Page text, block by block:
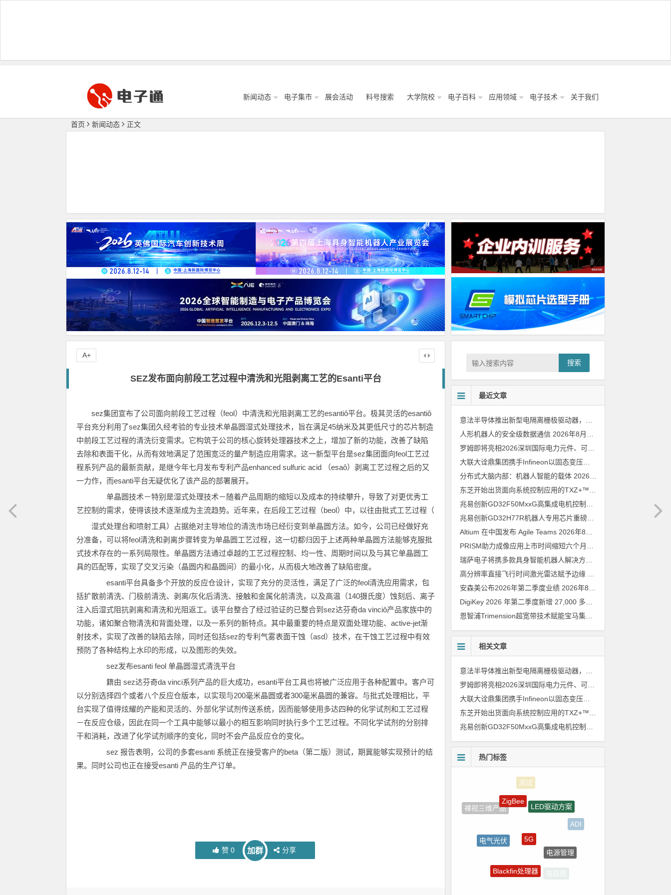
新闻动态 电子集市 展会活动 料号搜索 大学院校 电子百科 应用领域 电子技术 关于我们
首页 新闻动态 正文
SEZ发布面向前段工艺过程中清洗和光阻剥离工艺的Esanti平台
sez集团宣布了公司面向前段工艺过程（feol）中清洗和光阻剥离工艺的esantiô平台。极其灵活的esantiô
平台充分利用了sez集团久经考验的专业技术单晶圆湿式处理技术，旨在满足45纳米及其更低尺寸的芯片制造
中前段工艺过程的清洗衍变需求。它构筑于公司的核心旋转处理器技术之上，增加了新的功能，改善了缺陷
去除和表面干化，从而有效地满足了范围宽泛的量产制造应用需求。这一新型平台是sez集团面向feol工艺过
程系列产品的最新贡献，是继今年七月发布专利产品enhanced sulfuric acid （esaô）剥离工艺过程之后的又
一力作，而esanti平台无疑优化了该产品的部署展开。
单晶圆技术－特别是湿式处理技术－随着产品周期的缩短以及成本的持续攀升，导致了对更优秀工
艺控制的需求，使得该技术逐渐成为主流趋势。近年来，在后段工艺过程（beol）中，以往由批式工艺过程（
湿式处理台和喷射工具）占据绝对主导地位的清洗市场已经衍变到单晶圆方法。如今，公司已经做好充
分准备，可以将feol清洗和剥离步骤转变为单晶圆工艺过程，这一切都归因于上述两种单晶圆方法能够克服批
式技术存在的一系列局限性。单晶圆方法通过卓越的工艺过程控制、均一性、周期时间以及与其它单晶圆工
具的匹配等，实现了交叉污染（晶圆内和晶圆间）的最小化，从而极大地改善了缺陷密度。
esanti平台具备多个开放的反应仓设计，实现了充分的灵活性，满足了广泛的feol清洗应用需求，包
括扩散前清洗、门极前清洗、剥离/灰化后清洗、接触和金属化前清洗，以及高温（140摄氏度）蚀刻后、离子
注入后湿式阻抗剥离和清洗和光阻返工。该平台整合了经过验证的已整合到sez达芬奇da vinciô产品家族中的
功能，诸如聚合物清洗和背面处理，以及一系列的新特点。其中最重要的特点是双面处理功能、active-jet渐
射技术，实现了改善的缺陷去除，同时还包括sez的专利气雾表面干蚀（asd）技术，在干蚀工艺过程中有效
预防了各种结构上水印的形成，以及图形的失效。
sez发布esanti feol 单晶圆湿式清洗平台
籍由 sez达芬奇da vinci系列产品的巨大成功，esanti平台工具也将被广泛应用于各种配置中。客户可
以分别选择四个或者八个反应仓版本，以实现与200毫米晶圆或者300毫米晶圆的兼容。与批式处理相比，平
台实现了值得炫耀的产能和灵活的、外部化学试剂传送系统，因而能够使用多达四种的化学试剂和工艺过程
－在反应仓级，因此在同一个工具中能够以最小的相互影响同时执行多个工艺过程。不同化学试剂的分别排
干和消耗，改进了化学试剂顺序的变化，同时不会产品反应仓的变化。
sez 报告表明，公司的多套esanti 系统正在接受客户的beta（第二版）测试，期冀能够实现预计的结
果。同时公司也正在接受esanti 产品的生产订单。
赞0 加群 分享
A+
搜索
最近文章
人形机器人的安全级数据通信 2026年8月8日
罗姆即将亮相2026深圳国际电力元件、可再生能源管理展览会暨研讨会
大联大诠鼎集团携手Infineon以固态变压器重构配电效率新标杆
分布式大脑内部：机器人智能的载体 2026年8月6日
兆易创新GD32H77R机器人专用芯片重磅亮相，精准赋能伺服驱动与关节控制
Altium 在中国发布 Agile Teams 2026年8月6日
安森美公布2026年第二季度业绩 2026年8月6日
恩智浦Trimension超宽带技术赋能宝马集团Digital Key Plus及生命体存在检测功能
相关文章
罗姆即将亮相2026深圳国际电力元件、可再生能源管理展览会暨研讨会
大联大诠鼎集团携手Infineon以固态变压器重构配电效率新标杆
热门标签
裸视三维产品
ADI